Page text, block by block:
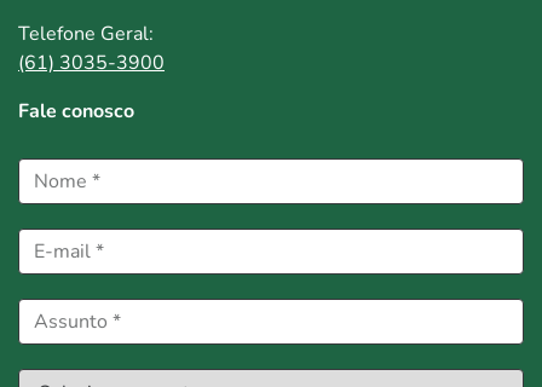
Telefone Geral:
(61) 3035-3900
Fale conosco